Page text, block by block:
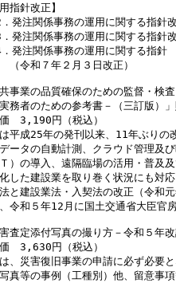
指針改正】
注関係事務の運用に関する指針
注関係事務の運用に関する指針
注関係事務の運用に関する指針
７年２月３日改正）
事業の品質確保のための監督・検
者のための参考書－（三訂版）」
　3,190円（税込）
平成25年の発刊以来、11年ぶりの
ータの自動計測、クラウド管理及
）の導入、遠隔臨場の活用・普及
した建設業を取り巻く状況にも対
と建設業法・入契法の改正（令和
令和５年12月に国土交通省大臣官
査定添付写真の撮り方－令和５年
　3,630円（税込）
、災害復旧事業の申請に必ず必要
真等の事例（工種別）他、留意事